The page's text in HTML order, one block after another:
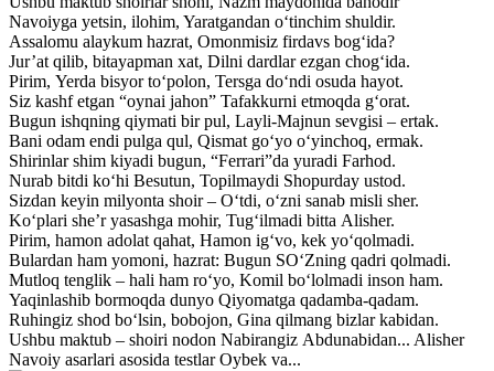
Navoiyga yetsin, ilohim, Yaratgandan o‘tinchim shuldir.
Assalomu alaykum hazrat, Omonmisiz firdavs bog‘ida?
Jur’at qilib, bitayapman xat, Dilni dardlar ezgan chog‘ida.
Pirim, Yerda bisyor to‘polon, Tersga do‘ndi osuda hayot.
Siz kashf etgan “oynai jahon” Tafakkurni etmoqda g‘orat.
Bugun ishqning qiymati bir pul, Layli-Majnun sevgisi – ertak.
Bani odam endi pulga qul, Qismat go‘yo o‘yinchoq, ermak.
Shirinlar shim kiyadi bugun, “Ferrari”da yuradi Farhod.
Nurab bitdi ko‘hi Besutun, Topilmaydi Shopurday ustod.
Sizdan keyin milyonta shoir – O‘tdi, o‘zni sanab misli sher.
Ko‘plari she’r yasashga mohir, Tug‘ilmadi bitta Alisher.
Pirim, hamon adolat qahat, Hamon ig‘vo, kek yo‘qolmadi.
Bulardan ham yomoni, hazrat: Bugun SO‘Zning qadri qolmadi.
Mutloq tenglik – hali ham ro‘yo, Komil bo‘lolmadi inson ham.
Yaqinlashib bormoqda dunyo Qiyomatga qadamba-qadam.
Ruhingiz shod bo‘lsin, bobojon, Gina qilmang bizlar kabidan.
Ushbu maktub – shoiri nodon Nabirangiz Abdunabidan... Alisher
Navoiy asarlari asosida testlar Oybek va...